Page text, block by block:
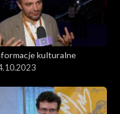
kulturalne